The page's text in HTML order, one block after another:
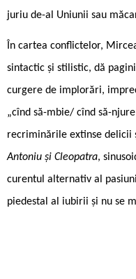
juriu de-al Uniunii sau
În cartea conflictelor,
sintactic și stilistic, dă
curgere de implorări,
„cînd să-mbie/ cînd să-
recriminările extinse delicii
Antoniu și Cleopatra,
curentul alternativ al
piedestal al iubirii și nu se